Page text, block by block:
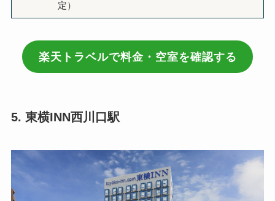
定）
楽天トラベルで料金・空室を確認する
5. 東横INN西川口駅